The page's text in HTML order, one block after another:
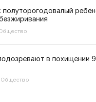
полуторогодовалый
в похищении
Общество